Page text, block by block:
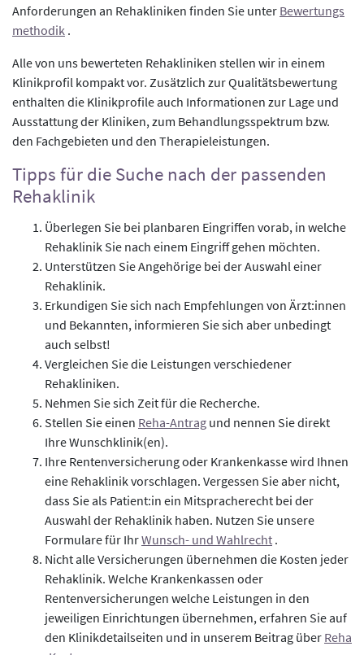
Anforderungen an Rehakliniken finden Sie unter Bewertungs
methodik .
Alle von uns bewerteten Rehakliniken stellen wir in einem
Klinikprofil kompakt vor. Zusätzlich zur Qualitätsbewertung
enthalten die Klinikprofile auch Informationen zur Lage und
Ausstattung der Kliniken, zum Behandlungsspektrum bzw.
den Fachgebieten und den Therapieleistungen.
Tipps für die Suche nach der passenden
Rehaklinik
Überlegen Sie bei planbaren Eingriffen vorab, in welche
Rehaklinik Sie nach einem Eingriff gehen möchten.
Unterstützen Sie Angehörige bei der Auswahl einer
Rehaklinik.
Erkundigen Sie sich nach Empfehlungen von Ärzt:innen
und Bekannten, informieren Sie sich aber unbedingt
auch selbst!
Vergleichen Sie die Leistungen verschiedener
Rehakliniken.
Nehmen Sie sich Zeit für die Recherche.
Stellen Sie einen Reha-Antrag und nennen Sie direkt
Ihre Wunschklinik(en).
Ihre Rentenversicherung oder Krankenkasse wird Ihnen
eine Rehaklinik vorschlagen. Vergessen Sie aber nicht,
dass Sie als Patient:in ein Mitspracherecht bei der
Auswahl der Rehaklinik haben. Nutzen Sie unsere
Formulare für IhrWunsch- und Wahlrecht .
Nicht alle Versicherungen übernehmen die Kosten jeder
Rehaklinik. Welche Krankenkassen oder
Rentenversicherungen welche Leistungen in den
jeweiligen Einrichtungen übernehmen, erfahren Sie auf
den Klinikdetailseiten und in unserem Beitrag über Reha